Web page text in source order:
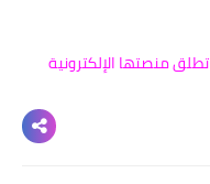
تداول مباشرة من متصفحك: JustMarkets تطلق منصتها الإلكترونية